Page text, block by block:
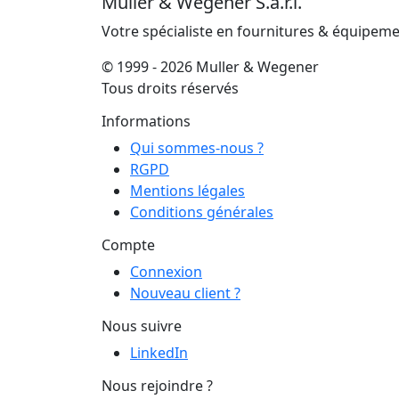
Votre spécialiste en fournitures &
© 1999 - 2026 Muller & Wegener
Tous droits réservés
Informations
Qui sommes-nous ?
RGPD
Mentions légales
Conditions générales
Compte
Connexion
Nouveau client ?
Nous suivre
LinkedIn
Nous rejoindre ?